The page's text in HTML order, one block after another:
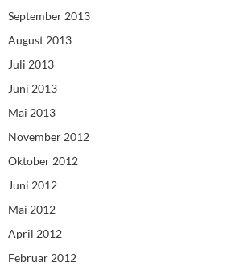
September 2013
August 2013
Juli 2013
Juni 2013
Mai 2013
November 2012
Oktober 2012
Juni 2012
Mai 2012
April 2012
Februar 2012